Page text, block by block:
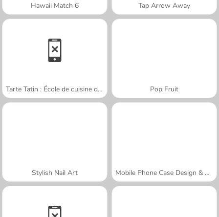
Hawaii Match 6 Tap Arrow Away
Tarte Tatin : École de cuisine de Sara Pop Fruit
Stylish Nail Art Mobile Phone Case Design & DIY